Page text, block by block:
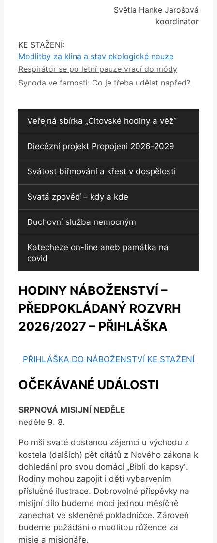
Světla Hanke Jarošová
koordinátor
KE STAŽENÍ:
Modlitby za klina a stav ekologické nouze
Respirátor se po letní pauze vrací do módy
Synoda ve farnosti: Co je třeba udělat napřed?
Veřejná sbírka „Citovské hodiny a věž“
Diecézní projekt Propojeni 2026-2029
Svátost biřmování a křest v dospělosti
Svatá zpověď – kdy a kde
Duchovní služba nemocným
Katecheze on-line aneb památka na
covid
HODINY NÁBOŽENSTVÍ –
PŘEDPOKLÁDANÝ ROZVRH
2026/2027 – PŘIHLÁŠKA
PŘIHLÁŠKA DO NÁBOŽENSTVÍ KE STAŽENÍ
OČEKÁVANÉ UDÁLOSTI
SRPNOVÁ MISIJNÍ NEDĚLE
neděle 9. 8.
Po mši svaté dostanou zájemci u východu z
kostela (dalších) pět citátů z Nového zákona k
dohledání pro svou domácí „Bibli do kapsy“.
Rodiny mohou zapojit i děti vybarvením
příslušné ilustrace. Dobrovolné příspěvky na
misijní dílo budeme moci jednou měsíčně
zanechat ve skleněné pokladničce. Zároveň
budeme požádáni o modlitbu růžence za
misie a misionáře.